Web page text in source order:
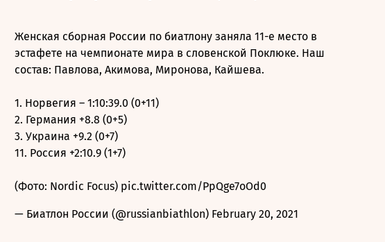
Женская сборная России по биатлону заняла 11-е место в
эстафете на чемпионате мира в словенской Поклюке. Наш
состав: Павлова, Акимова, Миронова, Кайшева.
1. Норвегия – 1:10:39.0 (0+11)
2. Германия +8.8 (0+5)
3. Украина +9.2 (0+7)
11. Россия +2:10.9 (1+7)
(Фото: Nordic Focus) pic.twitter.com/PpQge7oOd0
— Биатлон России (@russianbiathlon) February 20, 2021